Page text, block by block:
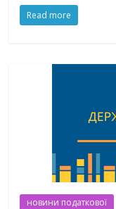
Read more
новини податкової